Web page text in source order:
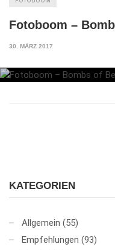
Fotoboom –
30. MÄRZ 2017
KATEGORIEN
Allgemein (55)
Empfehlungen (93)